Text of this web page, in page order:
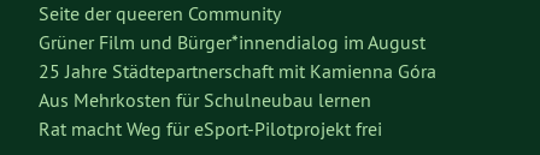
Seite der queeren Community
Grüner Film und Bürger*innendialog im August
25 Jahre Städtepartnerschaft mit Kamienna Góra
Aus Mehrkosten für Schulneubau lernen
Rat macht Weg für eSport-Pilotprojekt frei